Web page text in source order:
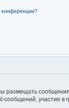
конференции?
размещать
участие в